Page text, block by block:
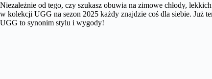
Niezależnie od tego, czy szukasz obuwia na zimowe chłody,
w kolekcji UGG na sezon 2025 każdy znajdzie coś dla siebie. Już
UGG to synonim stylu i wygody!